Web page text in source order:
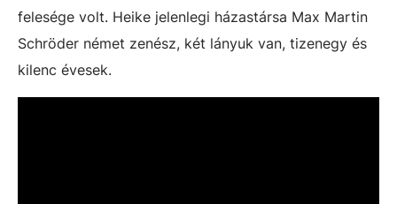
felesége volt. Heike jelenlegi házastársa Max Martin
Schröder német zenész, két lányuk van, tizenegy és
kilenc évesek.